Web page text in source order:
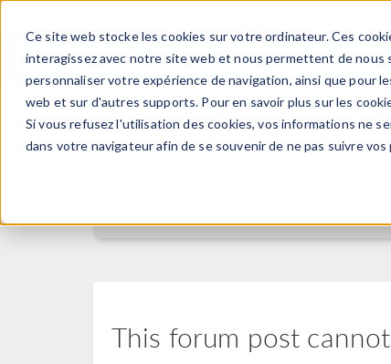
Ce site web stocke les cookies sur votre ordinateur. Ces
interagissez avec notre site web et nous permettent de nous
personnaliser votre expérience de navigation, ainsi que pour
web et sur d'autres supports. Pour en savoir plus sur les
Si vous refusez l'utilisation des cookies, vos informations ne
dans votre navigateur afin de se souvenir de ne pas suivre
Discussion Forum
This forum post